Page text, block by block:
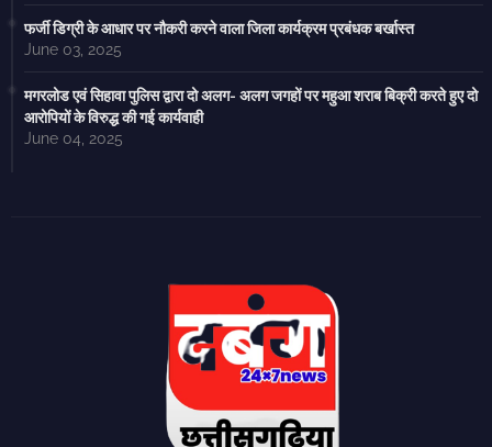
फर्जी डिग्री के आधार पर नौकरी करने वाला जिला कार्यक्रम प्रबंधक बर्खास्त
June 03, 2025
मगरलोड एवं सिहावा पुलिस द्वारा दो अलग- अलग जगहों पर महुआ शराब बिक्री करते हुए दो
आरोपियों के विरुद्ध की गई कार्यवाही
June 04, 2025